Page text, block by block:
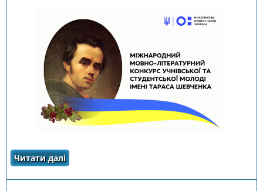
Читати далі
Міжнародного мовно-літературного